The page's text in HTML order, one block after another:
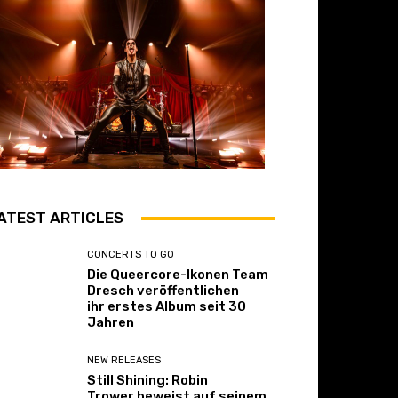
ARTICLES
CONCERTS TO GO
Die Queercore-Ikonen Team
Dresch veröffentlichen
ihr erstes Album seit 30
Jahren
NEW RELEASES
Still Shining: Robin